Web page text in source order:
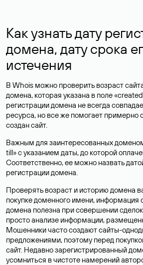
Как узнать дату
домена, дату срока
истечения
В Whois можно проверить возраст
домена, которая указана в поле
регистрации домена не всегда
ресурса, но все же помогает примерно
создан сайт.
Важным для заинтересованных
till» с указанием даты, до которой
Соответственно, ее можно назвать
регистрации домена.
Проверять возраст и историю домена
покупке доменного имени, информация
домена полезна при совершении
просто анализе информации,
Мошенники часто создают сайты-
предложениями, поэтому перед
сайт. Недавно зарегистрированный
усомниться в чистоте намерений